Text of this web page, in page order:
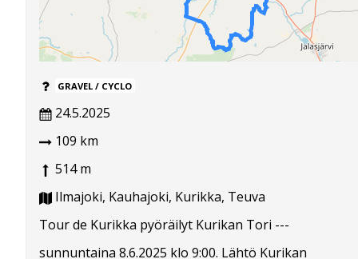
GRAVEL / CYCLO
24.5.2025
109 km
514 m
Ilmajoki, Kauhajoki, Kurikka, Teuva
Tour de Kurikka pyöräilyt Kurikan Tori ---
sunnuntaina 8.6.2025 klo 9:00. Lähtö Kurikan